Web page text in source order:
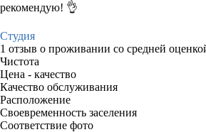
рекомендую! 👌
Студия
1 отзыв о проживании со средней
Чистота
Цена - качество
Качество обслуживания
Расположение
Своевременность заселения
Соответствие фото